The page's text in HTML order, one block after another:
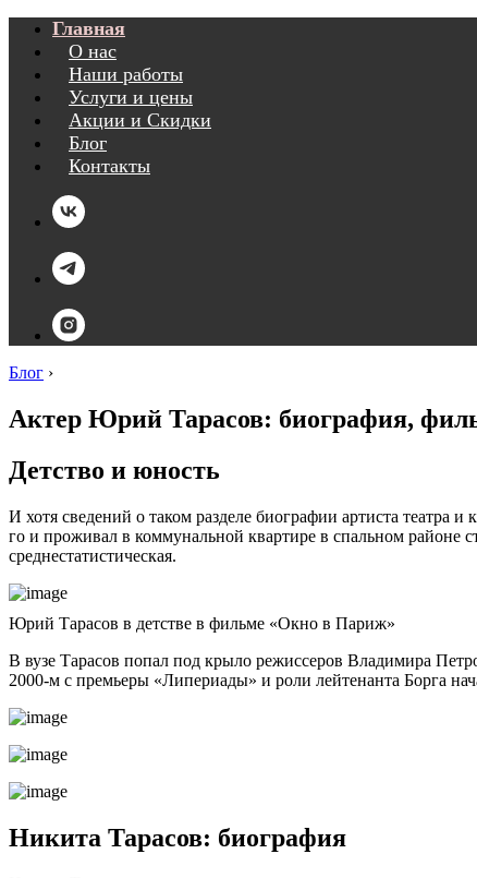
Главная
О нас
Наши работы
Услуги и цены
Акции и Скидки
Блог
Контакты
Блог ›
Актер Юрий Тарасов: биография,
Детство и юность
И хотя сведений о таком разделе биографии артиста театра
го и проживал в коммунальной квартире в спальном районе
среднестатистическая.
Юрий Тарасов в детстве в фильме «Окно в Париж»
В вузе Тарасов попал под крыло режиссеров Владимира
2000-м с премьеры «Липериады» и роли лейтенанта Борга
Никита Тарасов: биография